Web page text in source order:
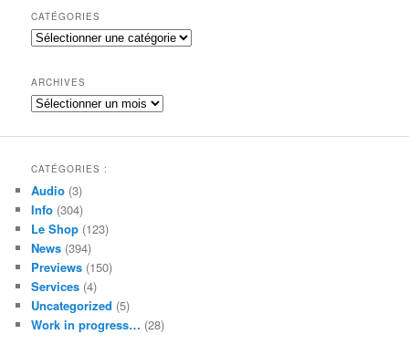
h
e
r
h
e
CATÉGORIES
Catégories
ARCHIVES
Archives
CATÉGORIES :
Audio (3)
Info (304)
Le Shop (123)
News (394)
Previews (150)
Services (4)
Uncategorized (5)
Work in progress… (28)